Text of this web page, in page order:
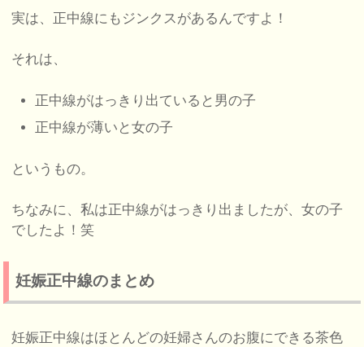
実は、正中線にもジンクスがあるんですよ！
それは、
正中線がはっきり出ていると男の子
正中線が薄いと女の子
というもの。
ちなみに、私は正中線がはっきり出ましたが、女の子
でしたよ！笑
妊娠正中線のまとめ
妊娠正中線はほとんどの妊婦さんのお腹にできる茶色